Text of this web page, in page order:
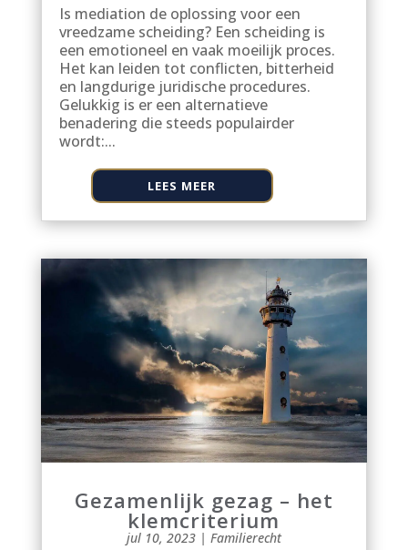
Is mediation de oplossing voor een
vreedzame scheiding? Een scheiding is
een emotioneel en vaak moeilijk proces.
Het kan leiden tot conflicten, bitterheid
en langdurige juridische procedures.
Gelukkig is er een alternatieve
benadering die steeds populairder
wordt:...
LEES MEER
Gezamenlijk gezag – het
klemcriterium
jul 10, 2023| Familierecht